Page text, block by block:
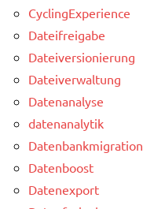
CyclingExperience
Dateifreigabe
Dateiversionierung
Dateiverwaltung
Datenanalyse
datenanalytik
Datenbankmigration
Datenboost
Datenexport